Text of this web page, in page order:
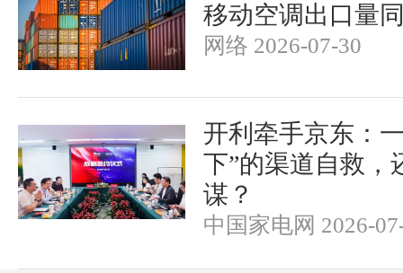
移动空调出口量
网络 2026-07-30
开利牵手京东：
下”的渠道自救，
谋？
中国家电网 2026-